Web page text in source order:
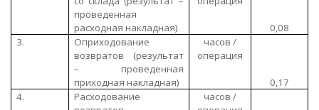
проведенная
расходная накладная)
0,08
3.
Оприходование
возвратов (результат
– проведенная
приходная накладная)
часов /
операция
0,17
4.
Расходование
часов /